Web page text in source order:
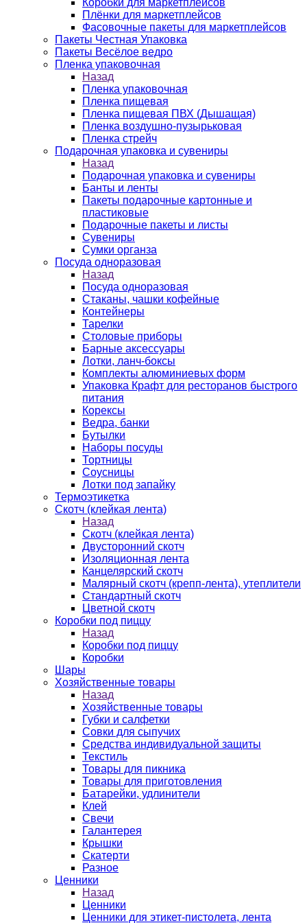
Коробки для маркетплейсов
Плёнки для маркетплейсов
Фасовочные пакеты для маркетплейсов
Пакеты Честная Упаковка
Пакеты Весёлое ведро
Пленка упаковочная
Назад
Пленка упаковочная
Пленка пищевая
Пленка пищевая ПВХ (Дышащая)
Пленка воздушно-пузырьковая
Пленка стрейч
Подарочная упаковка и сувениры
Назад
Подарочная упаковка и сувениры
Банты и ленты
Пакеты подарочные картонные и
пластиковые
Подарочные пакеты и листы
Сувениры
Сумки органза
Посуда одноразовая
Назад
Посуда одноразовая
Стаканы, чашки кофейные
Контейнеры
Тарелки
Столовые приборы
Барные аксессуары
Лотки, ланч-боксы
Комплекты алюминиевых форм
Упаковка Крафт для ресторанов быстрого
питания
Корексы
Ведра, банки
Бутылки
Наборы посуды
Тортницы
Соусницы
Лотки под запайку
Термоэтикетка
Скотч (клейкая лента)
Назад
Скотч (клейкая лента)
Двусторонний скотч
Изоляционная лента
Канцелярский скотч
Малярный скотч (крепп-лента), утеплители
Стандартный скотч
Цветной скотч
Коробки под пиццу
Назад
Коробки под пиццу
Коробки
Шары
Хозяйственные товары
Назад
Хозяйственные товары
Губки и салфетки
Совки для сыпучих
Средства индивидуальной защиты
Текстиль
Товары для пикника
Товары для приготовления
Батарейки, удлинители
Клей
Свечи
Галантерея
Крышки
Скатерти
Разное
Ценники
Назад
Ценники
Ценники для этикет-пистолета, лента